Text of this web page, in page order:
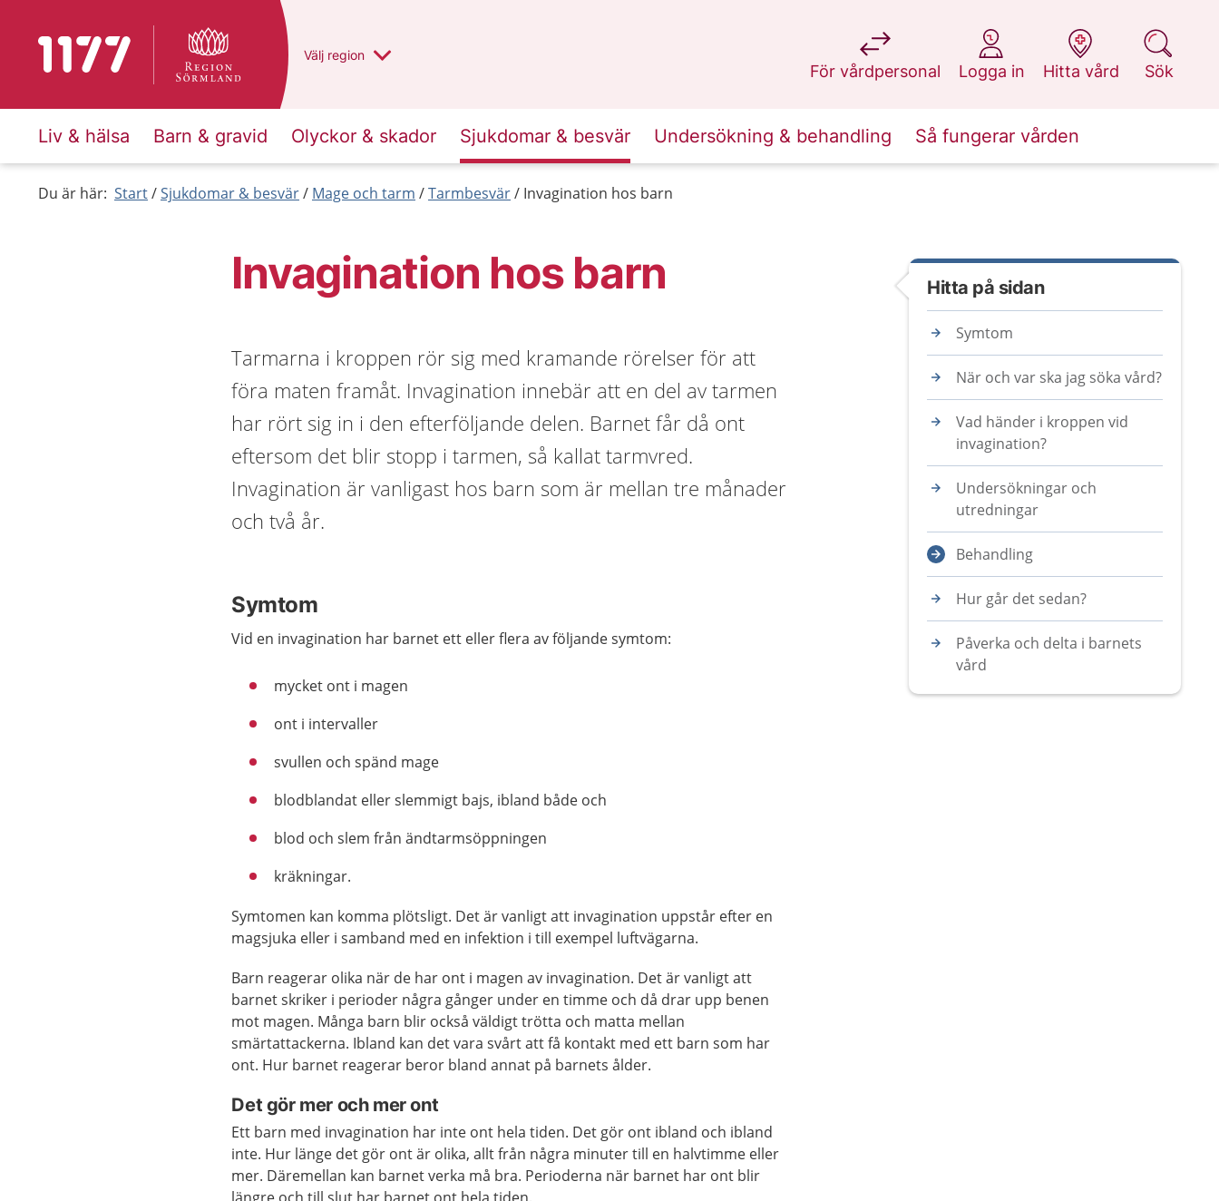
Till startsidan för 1177 Du har valt region
Välj en annan
region
För vårdpersonal
på 1177.se
Logga in
på 1177.se
Hitta vård
på 1177.se
Sök
på 1177.se
Liv & hälsa Barn & gravid Olyckor & skador Sjukdomar & besvär Undersökning & behandling Så fungerar vården
Du är här: Start Sjukdomar & besvär Mage och tarm Tarmbesvär Invagination hos barn
Invagination hos barn
Tarmarna i kroppen rör sig med kramande rörelser för att
föra maten framåt. Invagination innebär att en del av tarmen
har rört sig in i den efterföljande delen. Barnet får då ont
eftersom det blir stopp i tarmen, så kallat tarmvred.
Invagination är vanligast hos barn som är mellan tre månader
och två år.
Symtom
Vid en invagination har barnet ett eller flera av följande symtom:
mycket ont i magen
ont i intervaller
svullen och spänd mage
blodblandat eller slemmigt bajs, ibland både och
blod och slem från ändtarmsöppningen
kräkningar.
Symtomen kan komma plötsligt. Det är vanligt att invagination uppstår efter en
magsjuka eller i samband med en infektion i till exempel luftvägarna.
Barn reagerar olika när de har ont i magen av invagination. Det är vanligt att
barnet skriker i perioder några gånger under en timme och då drar upp benen
mot magen. Många barn blir också väldigt trötta och matta mellan
smärtattackerna. Ibland kan det vara svårt att få kontakt med ett barn som har
ont. Hur barnet reagerar beror bland annat på barnets ålder.
Det gör mer och mer ont
Ett barn med invagination har inte ont hela tiden. Det gör ont ibland och ibland
inte. Hur länge det gör ont är olika, allt från några minuter till en halvtimme eller
mer. Däremellan kan barnet verka må bra. Perioderna när barnet har ont blir
Hitta på sidan
Symtom
När och var ska jag söka vård?
Vad händer i kroppen vid
invagination?
Undersökningar och
utredningar
Behandling
Hur går det sedan?
Påverka och delta i barnets
vård